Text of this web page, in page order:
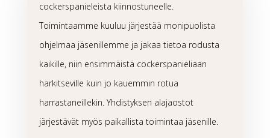
cockerspanieleista kiinnostuneelle.
Toimintaamme kuuluu järjestää monipuolista
ohjelmaa jäsenillemme ja jakaa tietoa rodusta
kaikille, niin ensimmäistä cockerspanieliaan
harkitseville kuin jo kauemmin rotua
harrastaneillekin. Yhdistyksen alajaostot
järjestävät myös paikallista toimintaa jäsenille.